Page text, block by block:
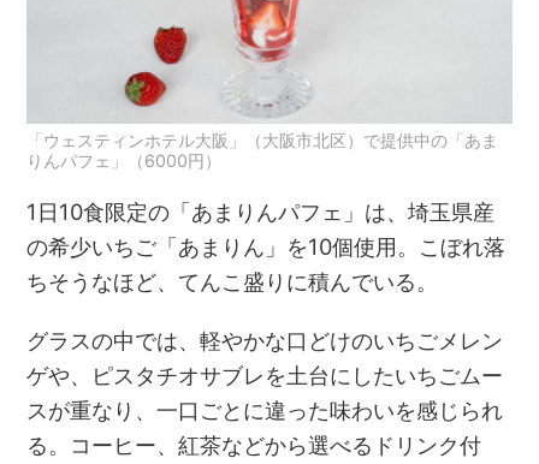
「ウェスティンホテル大阪」（大阪市北区）で提供中の「あま
りんパフェ」（6000円）
1日10食限定の「あまりんパフェ」は、埼玉県産
の希少いちご「あまりん」を10個使用。こぼれ落
ちそうなほど、てんこ盛りに積んでいる。
グラスの中では、軽やかな口どけのいちごメレン
ゲや、ピスタチオサブレを土台にしたいちごムー
スが重なり、一口ごとに違った味わいを感じられ
る。コーヒー、紅茶などから選べるドリンク付